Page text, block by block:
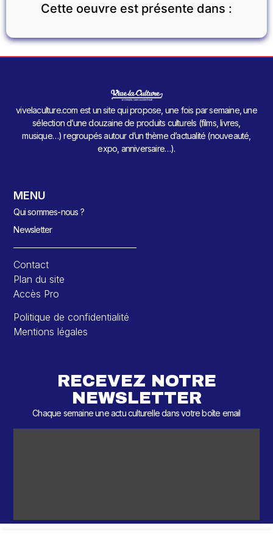
Cette oeuvre est présente dans :
vivelaculture.com est un site qui propose, une fois par semaine, une
sélection d’une douzaine de produits culturels (films, livres,
musique…) regroupés autour d’un thème d’actualité (nouveauté,
expo, anniversaire…).
MENU
Qui sommes-nous ?
Newsletter
Contact
Plan du site
Accès Pro
Politique de confidentialité
Mentions légales
RECEVEZ NOTRE
NEWSLETTER
Chaque semaine une actu culturelle dans votre boîte email